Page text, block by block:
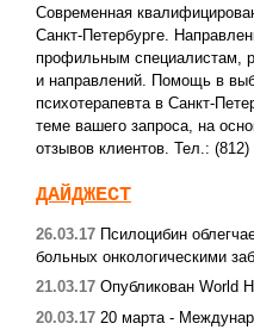
Современная
Санкт-Петербурге.
профильным специалистам,
и направлений. Помощь в
психотерапевта в Санкт-
теме вашего запроса, на
отзывов клиентов. Тел.: (812)
ДАЙДЖЕСТ
26.03.17 Псилоцибин
больных онкологическими
21.03.17 Опубликован World
20.03.17 20 марта -